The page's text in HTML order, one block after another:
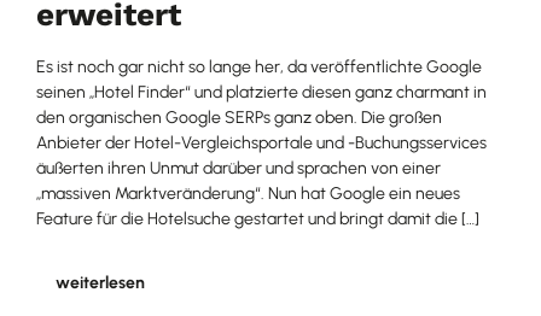
erweitert
Es ist noch gar nicht so lange her, da veröffentlichte Google
seinen „Hotel Finder“ und platzierte diesen ganz charmant in
den organischen Google SERPs ganz oben. Die großen
Anbieter der Hotel-Vergleichsportale und -Buchungsservices
äußerten ihren Unmut darüber und sprachen von einer
„massiven Marktveränderung“. Nun hat Google ein neues
Feature für die Hotelsuche gestartet und bringt damit die […]
weiterlesen